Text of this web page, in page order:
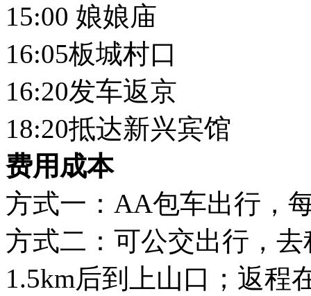
15:00 娘娘庙
16:05板城村口
16:20发车返京
18:20抵达新兴宾馆
费用成本
方式一：AA包车出行，
方式二：可公交出行，
1.5km后到上山口；返程